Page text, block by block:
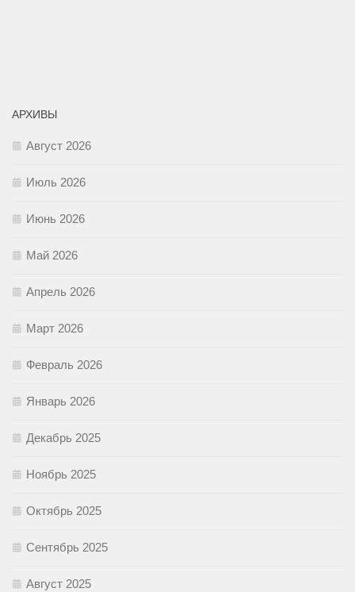
АРХИВЫ
Август 2026
Июль 2026
Июнь 2026
Май 2026
Апрель 2026
Март 2026
Февраль 2026
Январь 2026
Декабрь 2025
Ноябрь 2025
Октябрь 2025
Сентябрь 2025
Август 2025